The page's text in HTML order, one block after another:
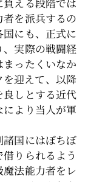
を派兵するの
にも、正式に
実際の戦闘経
ったくいなか
を迎えて、以降
しとする近代
より当人が軍
国にはぼちぼ
りられるよう
法能力者をレ